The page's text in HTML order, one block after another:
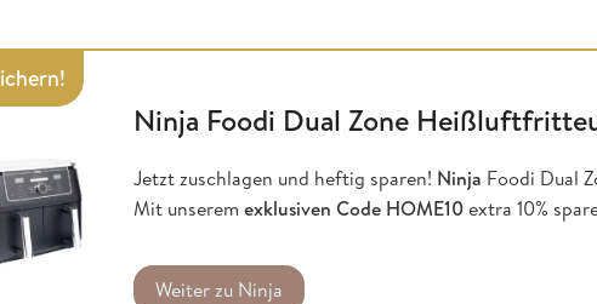
Ninja Foodi Dual Zone
Jetzt zuschlagen und heftig sparen! Ninja Foodi Dual
Mit unseremexklusiven Code HOME10extra 10%
Weiter zu Ninja